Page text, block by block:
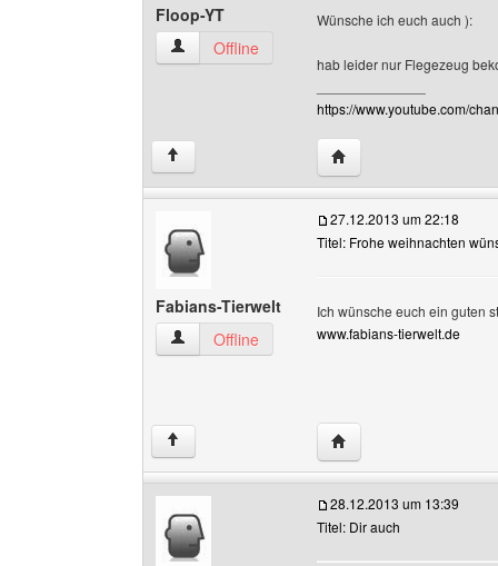
Floop-YT
Floop-YT Benutzer-Profile anzeigen
Offline
Wünsche ich euch auch ):
hab leider nur Flegezeug
https://www.youtube.com/
↑ Website dieses
Fabians-Tierwelt
Fabians-Tierwelt Benutzer-Profile anzeigen
Offline
27.12.2013 um 22:18
Titel: Frohe weihnachten
Ich wünsche euch ein guten
www.fabians-tierwelt.de
↑ Website dieses
28.12.2013 um 13:39
Titel: Dir auch